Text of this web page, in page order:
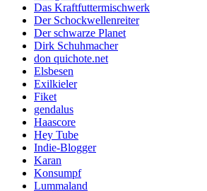
Das Kraftfuttermischwerk
Der Schockwellenreiter
Der schwarze Planet
Dirk Schuhmacher
don quichote.net
Elsbesen
Exilkieler
Fiket
gendalus
Haascore
Hey Tube
Indie-Blogger
Karan
Konsumpf
Lummaland